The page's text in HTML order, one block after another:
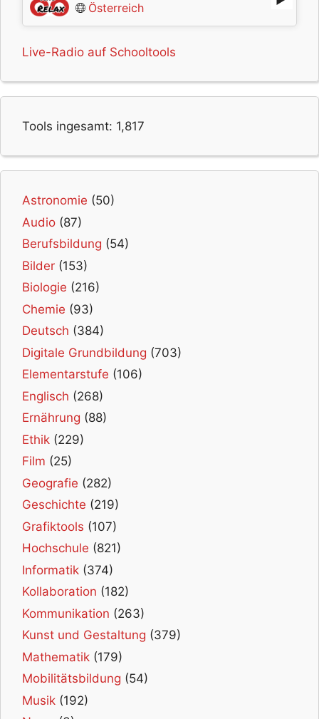
Österreich
Live-Radio auf Schooltools
Tools ingesamt: 1,817
Astronomie (50)
Audio (87)
Berufsbildung (54)
Bilder (153)
Biologie (216)
Chemie (93)
Deutsch (384)
Digitale Grundbildung (703)
Elementarstufe (106)
Englisch (268)
Ernährung (88)
Ethik (229)
Film (25)
Geografie (282)
Geschichte (219)
Grafiktools (107)
Hochschule (821)
Informatik (374)
Kollaboration (182)
Kommunikation (263)
Kunst und Gestaltung (379)
Mathematik (179)
Mobilitätsbildung (54)
Musik (192)